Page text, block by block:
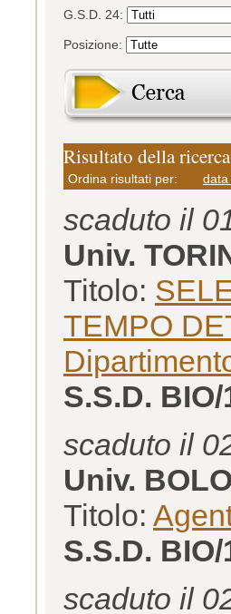
G.S.D. 24:
Posizione:
Risultato della
Ordina risultati per: data
scaduto il
Univ.
Titolo:
TEMPO
S.S.D.
scaduto il
Univ.
Titolo:
S.S.D.
scaduto il